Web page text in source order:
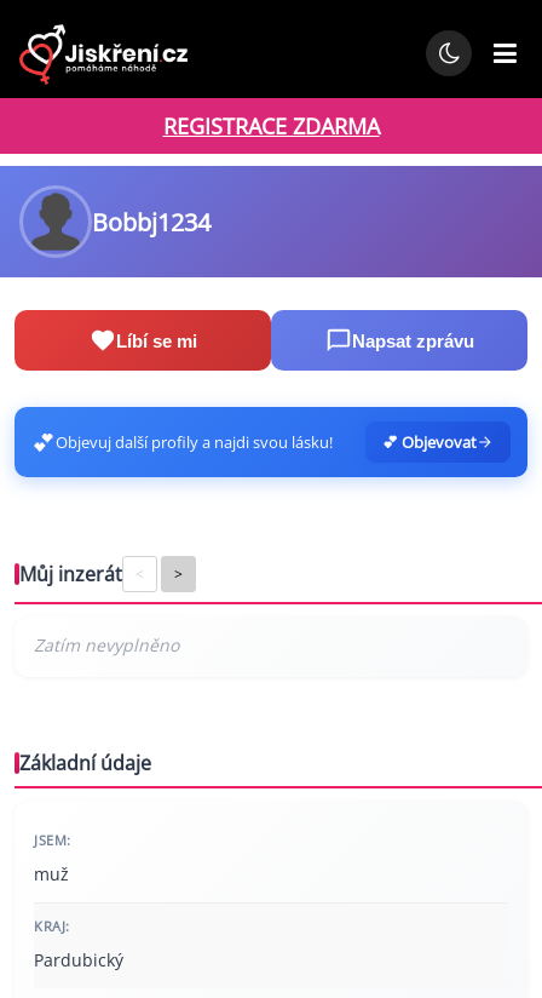
REGISTRACE ZDARMA
Bobbj1234
Líbí se mi Napsat zprávu
💕Objevuj další profily a najdi svou lásku! 💕 Objevovat
Můj inzerát < >
Základní údaje
JSEM:
muž
KRAJ:
Pardubický